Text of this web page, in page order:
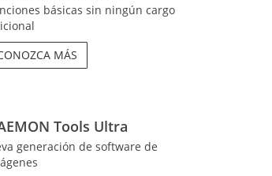
básicas sin ningún cargo
MÁS
Tools Ultra
generación de software de